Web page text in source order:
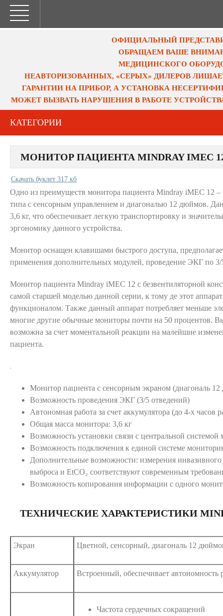
ОФИЦИАЛЬНЫЙ
ОБРАЩАЕМ ВАШЕ
МЕДИЦИНСКОГО
НЕАВТОРИЗОВАННЫХ, «СЕРЫХ» ДИЛЕРОВ
ГАРАНТИИ НА ПРИБОР, А УСТАНОВКА
МОЖЕТ ВЫЗВАТЬ НАРУШЕНИЯ В РАБОТЕ
КАТЕГОРИИ
МОНИТОР ПАЦИЕНТА MINDRAY IMEC
Скачать буклет 317 кб
Одно из преимуществ монитора пациента Mindray iMEC 12 –
типа с сенсорным управлением и диагональю 12 дюймов.
3,6 кг, что обеспечивает легкую транспортировку и
эргономику данного устройства.
Монитор оснащен клавишами быстрого доступа,
применения дополнительных модулей, проведение ЭКГ по 3/
Монитор пациента Mindray iMEC 12 с безвентиляторной
самой старшей моделью данной серии, к тому де этот
функционалом. Также данный аппарат потребляет меньше
многие другие обычные мониторы почти на 50 процентов.
возможна за счет моментальной реакции на малейшие
пациента.
Монитор пациента с сенсорным экраном (диагональ
Возможность проведения ЭКГ (3/5 отведений)
Автономная работа за счет аккумулятора (до 4-х часов
Общая масса монитора: 3,6 кг
Возможность установки связи с центральной системой
Возможность подключения к единой системе
Дополнительные возможности: измерения инвазивного
выброса и EtCO₂ соответствуют современным
Возможность копирования информации с одного
ТЕХНИЧЕСКИЕ ХАРАКТЕРИСТИКИ
Экран Цветной, сенсорный, диагональ 12
Аккумулятор Встроенный, обеспечивает автономность
Частота сердечных сокращений